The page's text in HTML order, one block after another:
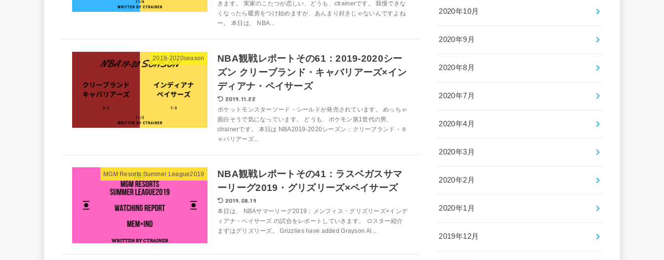
きます。 実家のこたつが恋しい、どうも、ctrainerです。 我慢できな
くなったら暖房をつけ始めますが、あんまり好きじゃないんですよね
ー。 本日は、 NBA...
2019-2020season
NBA観戦レポートその61：2019-2020シー
ズン クリーブランド・キャバリアーズ×イン
ディアナ・ペイサーズ
2019.11.22
ポケットモンスターソード・シールドが発売されています。 めっちゃ
面白そうで気になっています。 どうも、ポケモン第1世代の男、
ctrainerです。 本日は NBA2019-2020シーズン：クリーブランド・キ
ャバリアーズ...
MGM Resorts Summer League2019
NBA観戦レポートその41：ラスベガスサマ
ーリーグ2019・グリズリーズ×ペイサーズ
2019.08.19
本日は、 NBAサマーリーグ2019：メンフィス・グリズリーズ×インデ
ィアナ・ペイサーズ の試合をレポートしていきます。 ロスター紹介
まずはグリズリーズ。 Grizzlies have added Grayson Al...
2020年10月
2020年9月
2020年8月
2020年7月
2020年4月
2020年3月
2020年2月
2020年1月
2019年12月